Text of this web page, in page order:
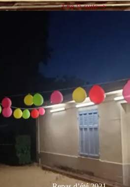
Lire la suite
Repas